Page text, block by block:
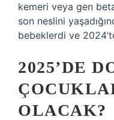
kemeri veya gen
son neslini
bebeklerdi ve
2025’DE
OLACAK?